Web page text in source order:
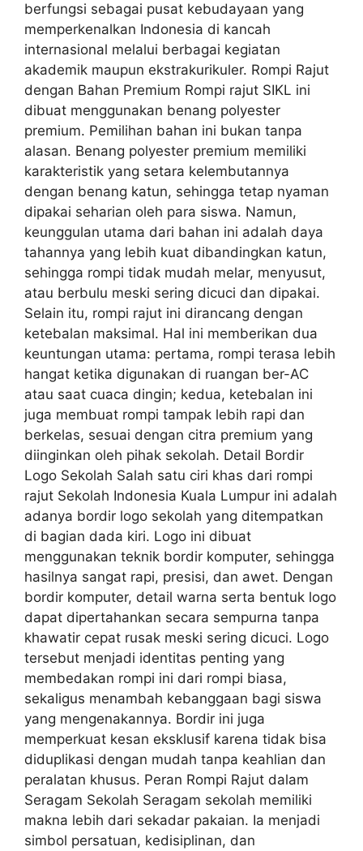
berfungsi sebagai pusat kebudayaan yang
memperkenalkan Indonesia di kancah
internasional melalui berbagai kegiatan
akademik maupun ekstrakurikuler. Rompi Rajut
dengan Bahan Premium Rompi rajut SIKL ini
dibuat menggunakan benang polyester
premium. Pemilihan bahan ini bukan tanpa
alasan. Benang polyester premium memiliki
karakteristik yang setara kelembutannya
dengan benang katun, sehingga tetap nyaman
dipakai seharian oleh para siswa. Namun,
keunggulan utama dari bahan ini adalah daya
tahannya yang lebih kuat dibandingkan katun,
sehingga rompi tidak mudah melar, menyusut,
atau berbulu meski sering dicuci dan dipakai.
Selain itu, rompi rajut ini dirancang dengan
ketebalan maksimal. Hal ini memberikan dua
keuntungan utama: pertama, rompi terasa lebih
hangat ketika digunakan di ruangan ber-AC
atau saat cuaca dingin; kedua, ketebalan ini
juga membuat rompi tampak lebih rapi dan
berkelas, sesuai dengan citra premium yang
diinginkan oleh pihak sekolah. Detail Bordir
Logo Sekolah Salah satu ciri khas dari rompi
rajut Sekolah Indonesia Kuala Lumpur ini adalah
adanya bordir logo sekolah yang ditempatkan
di bagian dada kiri. Logo ini dibuat
menggunakan teknik bordir komputer, sehingga
hasilnya sangat rapi, presisi, dan awet. Dengan
bordir komputer, detail warna serta bentuk logo
dapat dipertahankan secara sempurna tanpa
khawatir cepat rusak meski sering dicuci. Logo
tersebut menjadi identitas penting yang
membedakan rompi ini dari rompi biasa,
sekaligus menambah kebanggaan bagi siswa
yang mengenakannya. Bordir ini juga
memperkuat kesan eksklusif karena tidak bisa
diduplikasi dengan mudah tanpa keahlian dan
peralatan khusus. Peran Rompi Rajut dalam
Seragam Sekolah Seragam sekolah memiliki
makna lebih dari sekadar pakaian. Ia menjadi
simbol persatuan, kedisiplinan, dan